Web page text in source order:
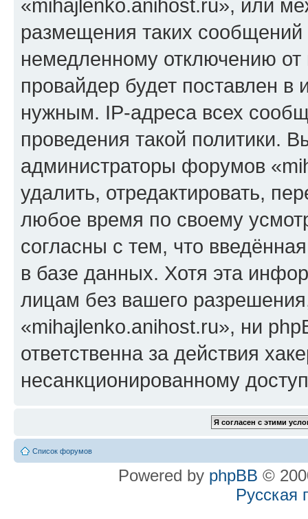
«mihajlenko.anihost.ru», или
размещения таких
немедленному отключению
провайдер будет поставлен в
нужным. IP-адреса всех
проведения такой политики.
администраторы форумов
удалить, отредактировать,
любое время по своему
согласны с тем, что
в базе данных. Хотя эта
лицам без вашего
«mihajlenko.anihost.ru», ни
ответственна за действия
несанкционированному
Список форумов
Powered by phpBB ©
Русская